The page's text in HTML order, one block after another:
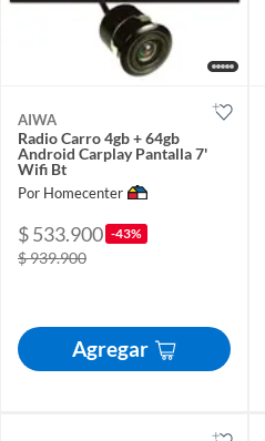
AIWA
Radio Carro 4gb + 64gb
Android Carplay Pantalla 7'
Wifi Bt
Por Homecenter
$ 533.900 -43%
$ 939.900
Agregar